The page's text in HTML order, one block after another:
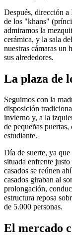
Después, dirección
de los "khans"
admiramos la
cerámica, y la sala
nuestras cámaras un
sus alrededores.
La plaza de
Seguimos con la
disposición
invierno y, a la
de pequeñas
estudiante.
Día de suerte, ya
situada enfrente
casados se reúnen
casados giraban al
prolongación,
estructura reposa
de 5.000 personas.
El mercado